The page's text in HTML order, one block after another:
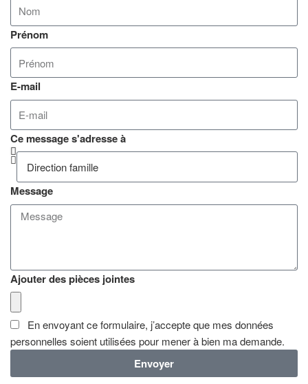
Prénom
E-mail
Ce message s'adresse à
Message
Ajouter des pièces jointes
En envoyant ce formulaire, j’accepte que mes données
personnelles soient utilisées pour mener à bien ma demande.
Envoyer